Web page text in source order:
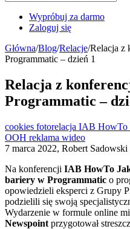
Wypróbuj za darmo
Zaloguj się
Główna/Blog/Relacje/Relacja z
Programmatic – dzień 1
Relacja z
Programmatic –
cookies fotorelacja IAB HowTo
OOH reklama wideo
7 marca 2022, Robert Sadowski
Na konferencji IAB HowTo
bariery w Programmatic o
opowiedzieli eksperci z Grupy
podzielili się swoją
Wydarzenie w formule online
Newspoint przygotował